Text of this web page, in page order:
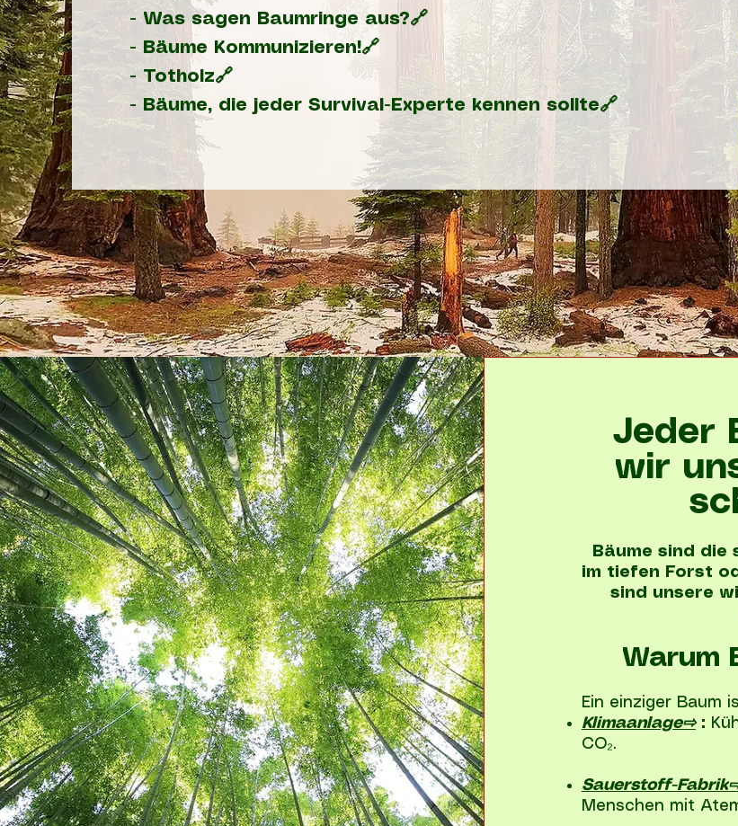
-Was sagen Baumringe aus?🔗
- Bäume Kommunizieren!🔗
- Totholz🔗
- Bäume, die jeder Survival-Experte kennen sollte🔗
Jeder
wir
Bäume sind die
im tiefen Forst
sind unsere
Warum
Ein einziger Baum
Klimaanlage⇨ :
CO₂.
Sauerstoff-
Menschen mit